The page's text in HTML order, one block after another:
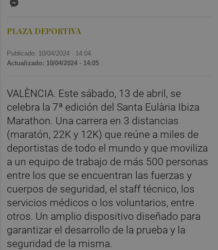
PLAZA DEPORTIVA
Publicado: 10/04/2024 · 14:04
Actualizado: 10/04/2024 · 14:05
VALÈNCIA. Este sábado, 13 de abril, se
celebra la 7ª edición del Santa Eulària Ibiza
Marathon. Una carrera en 3 distancias
(maratón, 22K y 12K) que reúne a miles de
deportistas de todo el mundo y que moviliza
a un equipo de trabajo de más 500 personas
entre los que se encuentran las fuerzas y
cuerpos de seguridad, el staff técnico, los
servicios médicos o los voluntarios, entre
otros. Un amplio dispositivo diseñado para
garantizar el desarrollo de la prueba y la
seguridad de la misma.